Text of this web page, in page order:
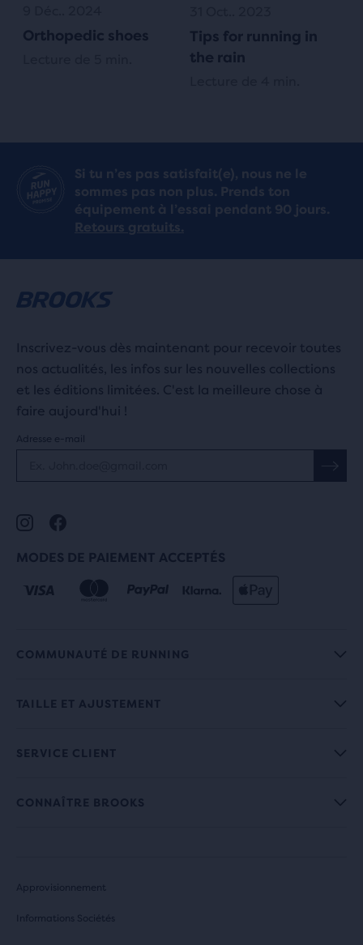
Orthopedic shoes
Tips for running in
the rain
Si tu n’es pas satisfait(e), nous ne le
sommes pas non plus. Prends ton
équipement à l’essai pendant 90 jours.
Retours gratuits.
Inscrivez-vous dès maintenant pour recevoir toutes
nos actualités, les infos sur les nouvelles collections
et les éditions limitées. C'est la meilleure chose à
faire aujourd'hui !
Adresse e-mail
MODES DE PAIEMENT ACCEPTÉS
COMMUNAUTÉ DE RUNNING
TAILLE ET AJUSTEMENT
SERVICE CLIENT
CONNAÎTRE BROOKS
Approvisionnement
Informations Sociétés